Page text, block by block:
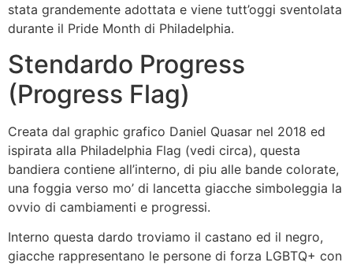
stata grandemente adottata e viene tutt’oggi sventolata
durante il Pride Month di Philadelphia.
Stendardo Progress
(Progress Flag)
Creata dal graphic grafico Daniel Quasar nel 2018 ed
ispirata alla Philadelphia Flag (vedi circa), questa
bandiera contiene all’interno, di piu alle bande colorate,
una foggia verso mo’ di lancetta giacche simboleggia la
ovvio di cambiamenti e progressi.
Interno questa dardo troviamo il castano ed il negro,
giacche rappresentano le persone di forza LGBTQ+ con